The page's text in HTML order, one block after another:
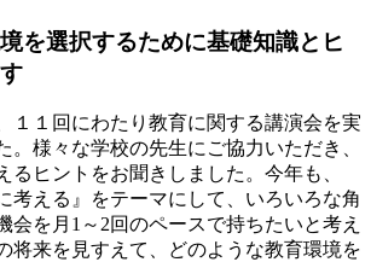
を選択するために基礎知識とヒ
１１回にわたり教育に関する講演会を実
。様々な学校の先生にご協力いただき、
るヒントをお聞きしました。今年も、
考える』をテーマにして、いろいろな角
会を月1～2回のペースで持ちたいと考え
将来を見すえて、どのような教育環境を